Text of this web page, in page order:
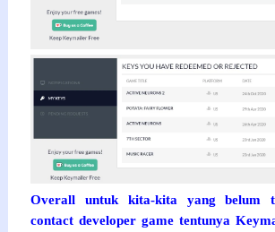
Overall untuk kita-kita yang belum
contact developer game tentunya